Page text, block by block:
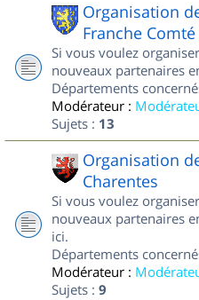
Organisation
Franche Comté
Si vous voulez
nouveaux partenaires
Départements
Modérateur :
Sujets : 13
Organisation
Charentes
Si vous voulez
nouveaux partenaires
ici.
Départements
Modérateur :
Sujets : 9